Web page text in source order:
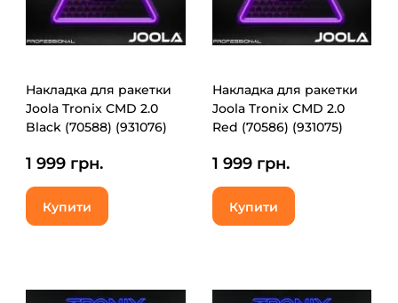
Накладка для ракетки
Joola Tronix CMD 2.0
Black (70588) (931076)
1 999 грн.
Купити
Накладка для ракетки
Joola Tronix CMD 2.0
Red (70586) (931075)
1 999 грн.
Купити